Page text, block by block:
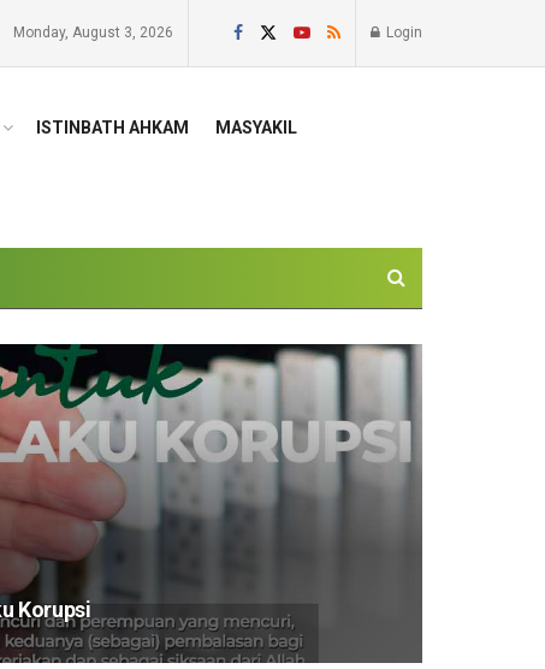
Monday, August 3, 2026 Login
ISTINBATH AHKAM MASYAKIL
Korupsi